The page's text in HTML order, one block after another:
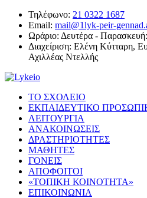
Τηλέφωνο: 21 0322 1687
Email: mail@1lyk-peir-
Ωράριο: Δευτέρα -
Διαχείριση: Ελένη Κύτταρη,
Αχιλλέας Ντελλής
ΤΟ ΣΧΟΛΕΙΟ
ΕΚΠΑΙΔΕΥΤΙΚΟ
ΛΕΙΤΟΥΡΓΙΑ
ΑΝΑΚΟΙΝΩΣΕΙΣ
ΔΡΑΣΤΗΡΙΟΤΗΤΕΣ
ΜΑΘΗΤΕΣ
ΓΟΝΕΙΣ
ΑΠΟΦΟΙΤΟΙ
«ΤΟΠΙΚΗ ΚΟΙΝΟΤΗΤΑ»
ΕΠΙΚΟΙΝΩΝΙΑ